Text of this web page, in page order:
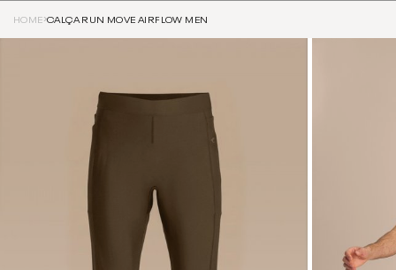
HOME CALÇA RUN MOVE AIRFLOW MEN